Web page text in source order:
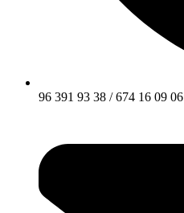
96 391 93 38 / 674 16 09 06